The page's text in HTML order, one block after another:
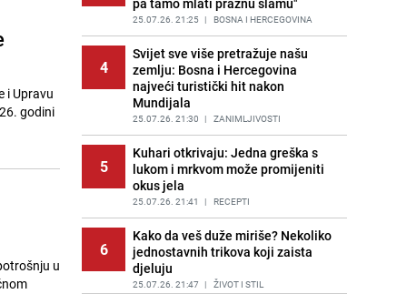
i Upravu
godini
u
Novi detalji istrage: Ruske službe
otkrile moguć uzrok tragedije bh.
planinara na Elbrusu
PRIJE 2 DANA | SVIJET
Očistite rernu bez hemikalija:
Poznata stručnjakinja dijeli savjete
PRIJE 2 DANA | ŽIVOT I STIL
25.07.26. 21:25 | BOSNA I HERCEGOVINA
4
Svijet sve više pretražuje našu
zemlju: Bosna i Hercegovina
najveći turistički hit nakon
Mundijala
25.07.26. 21:30 | ZANIMLJIVOSTI
5
Kuhari otkrivaju: Jedna greška s
lukom i mrkvom može promijeniti
okus jela
25.07.26. 21:41 | RECEPTI
6
Kako da veš duže miriše? Nekoliko
jednostavnih trikova koji zaista
djeluju
25.07.26. 21:47 | ŽIVOT I STIL